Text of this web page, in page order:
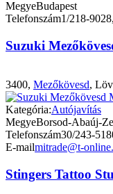
MegyeBudapest
Telefonszám1/218-
Suzuki
3400, Mezőkövesd,
Kategória:Autójavítás
MegyeBorsod-Abaúj-
Telefonszám30/243-
E-mailmitrade@t-
Stingers Tattoo